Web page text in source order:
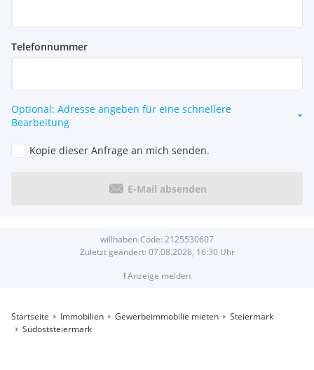
Telefonnummer
Optional: Adresse angeben für eine schnellere
Bearbeitung
Kopie dieser Anfrage an mich senden.
E-Mail absenden
willhaben-Code: 2125530607
Zuletzt geändert: 07.08.2026, 16:30Uhr
!Anzeige melden
Startseite Immobilien Gewerbeimmobilie mieten
Steiermark
Südoststeiermark